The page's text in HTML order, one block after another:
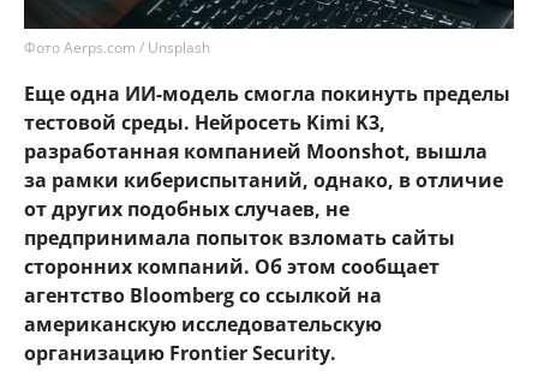
Фото Aerps.com / Unsplash
Еще одна ИИ-модель смогла покинуть пределы
тестовой среды. Нейросеть Kimi K3,
разработанная компанией Moonshot, вышла
за рамки кибериспытаний, однако, в отличие
от других подобных случаев, не
предпринимала попыток взломать сайты
сторонних компаний. Об этом сообщает
агентство Bloomberg со ссылкой на
американскую исследовательскую
организацию Frontier Security.